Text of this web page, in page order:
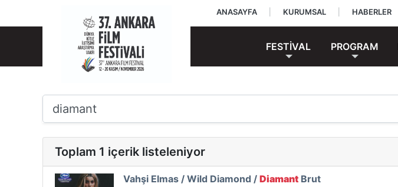
ANASAYFA KURUMSAL HABERLER
FESTİVAL PROGRAM
Toplam 1 içerik listeleniyor
Vahşi Elmas / Wild Diamond / Diamant Brut